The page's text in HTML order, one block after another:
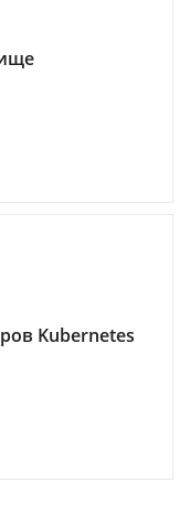
Kubernetes